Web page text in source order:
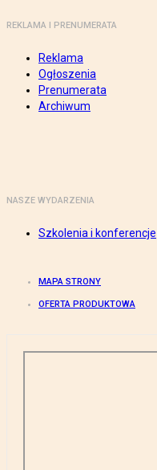
REKLAMA I PRENUMERATA
Reklama
Ogłoszenia
Prenumerata
Archiwum
NASZE WYDARZENIA
Szkolenia i konferencje
MAPA STRONY
OFERTA PRODUKTOWA